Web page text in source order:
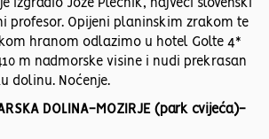
izgradio Jože Plečnik, najveći slovenski
profesor. Opijeni planinskim zrakom te
hranom odlazimo u hotel Golte 4*
m nadmorske visine i nudi prekrasan
dolinu. Noćenje.
DOLINA-MOZIRJE (park cvijeća)-